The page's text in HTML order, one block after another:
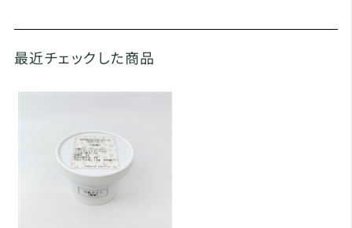
最近チェックした商品